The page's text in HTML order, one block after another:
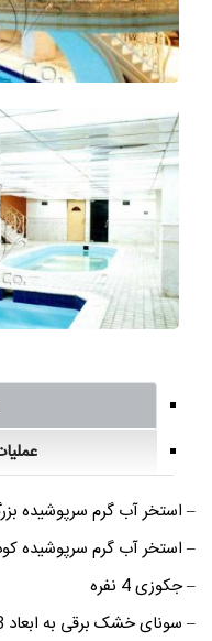
– استخر آب گرم سرپوشیده
– استخر آب گرم سرپوشیده
– جکوزی 4 نفره
– سونای خشک برقی به ابعاد 3*2